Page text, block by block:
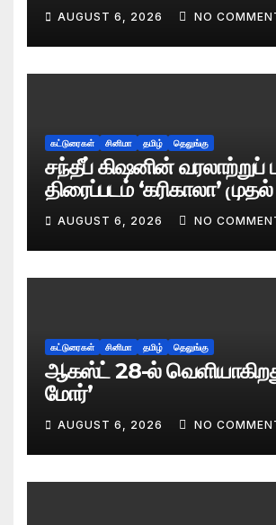
AUGUST 6, 2026 NO
கட்டுரைகள் சினிமா தமிழ் தெலுங்கு
சந்தீப் கிஷனின் வரலாற்றுப்
திரைப்படம் ‘கரிகாலா’
AUGUST 6, 2026 NO
கட்டுரைகள் சினிமா தமிழ் தெலுங்கு
ஆகஸ்ட் 28-ல்
மோர்’
AUGUST 6, 2026 NO